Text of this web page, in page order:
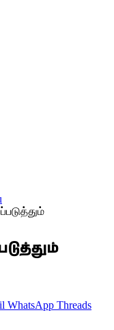
WhatsApp Threads